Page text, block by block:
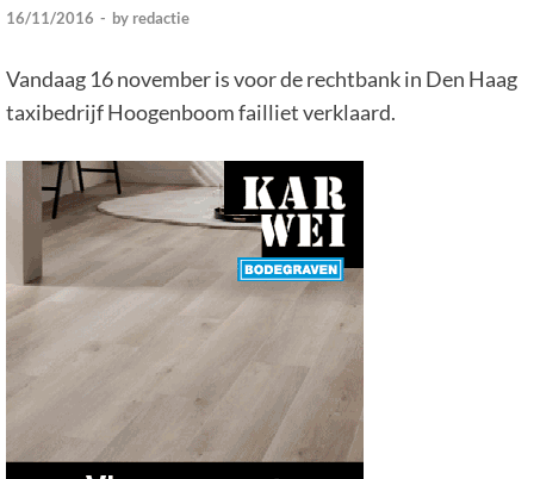
16/11/2016 - by redactie
Vandaag 16 november is voor de rechtbank in Den Haag
taxibedrijf Hoogenboom failliet verklaard.